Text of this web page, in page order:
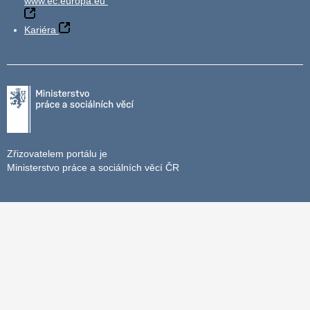
Kariéra
Zřizovatelem portálu je
Ministerstvo práce a sociálních věcí ČR